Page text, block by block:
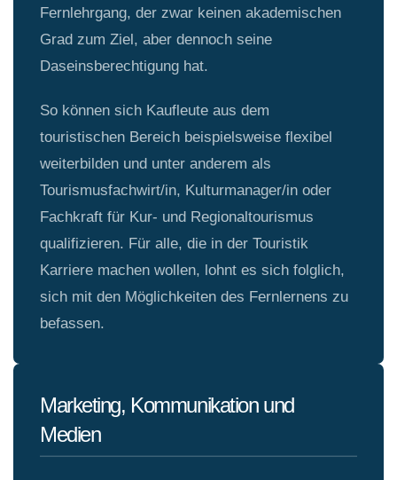
Fernlehrgang, der zwar keinen akademischen
Grad zum Ziel, aber dennoch seine
Daseinsberechtigung hat.
So können sich Kaufleute aus dem
touristischen Bereich beispielsweise flexibel
weiterbilden und unter anderem als
Tourismusfachwirt/in, Kulturmanager/in oder
Fachkraft für Kur- und Regionaltourismus
qualifizieren. Für alle, die in der Touristik
Karriere machen wollen, lohnt es sich folglich,
sich mit den Möglichkeiten des Fernlernens zu
befassen.
Marketing, Kommunikation und
Medien